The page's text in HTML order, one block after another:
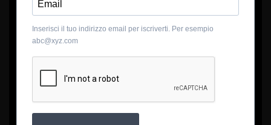
Inserisci il tuo indirizzo email per iscriverti. Per esempio
abc@xyz.com